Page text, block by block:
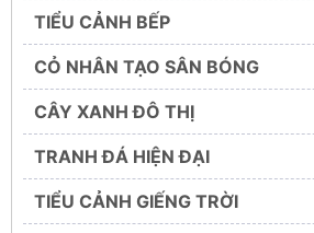
TIỂU CẢNH BẾP
CỎ NHÂN TẠO SÂN BÓNG
CÂY XANH ĐÔ THỊ
TRANH ĐÁ HIỆN ĐẠI
TIỂU CẢNH GIẾNG TRỜI